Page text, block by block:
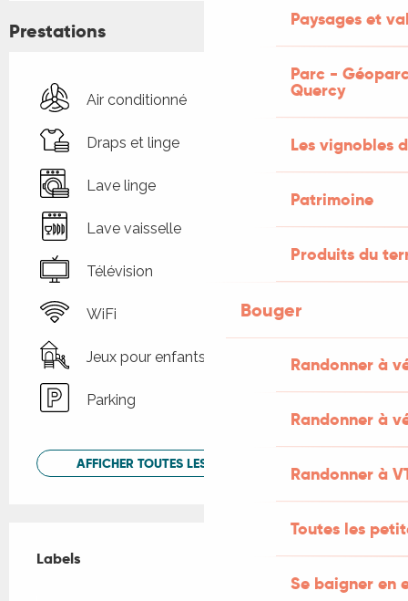
Paysages et
Parc -
Quercy
Les vignobles
Patrimoine
Produits du
Bouger
Randonner à
Randonner à
Randonner à
Toutes les
Se baigner en
Prestations
Air conditionné
Draps et linge
Lave linge
Lave vaisselle
Télévision
WiFi
Jeux pour enfants / Espace jeux
Parking
AFFICHER TOUTES LES PRESTATIONS
Labels
Labels